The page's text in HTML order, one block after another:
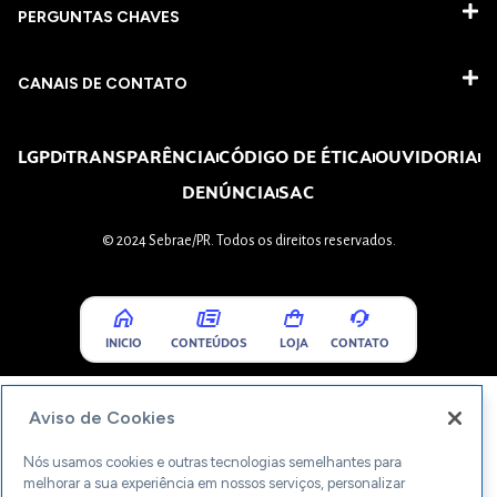
PERGUNTAS CHAVES​
CANAIS DE CONTATO
LGPDTRANSPARÊNCIACÓDIGO DE ÉTICAOUVIDORIA
DENÚNCIASAC
© 2024 Sebrae/PR. Todos os direitos reservados.
INICIO CONTEÚDOS LOJA CONTATO
Aviso de Cookies
Nós usamos cookies e outras tecnologias semelhantes para
melhorar a sua experiência em nossos serviços, personalizar